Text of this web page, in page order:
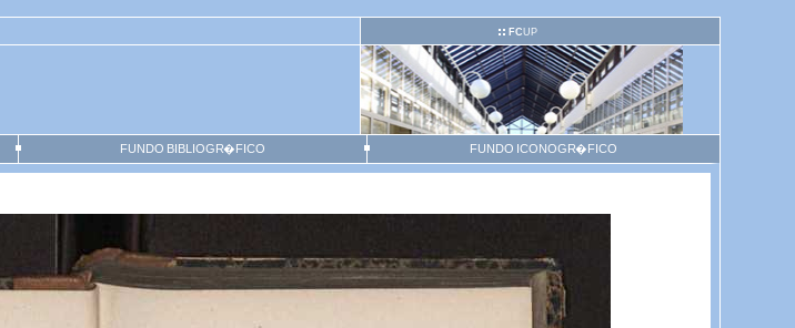
FCUP
FUNDO BIBLIOGR�FICO
FUNDO ICONOGR�FICO